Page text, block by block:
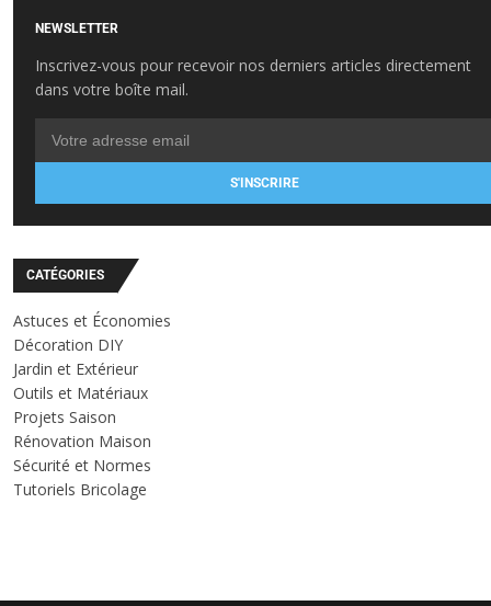
NEWSLETTER
Inscrivez-vous pour recevoir nos derniers articles directement
dans votre boîte mail.
S'INSCRIRE
CATÉGORIES
Astuces et Économies
Décoration DIY
Jardin et Extérieur
Outils et Matériaux
Projets Saison
Rénovation Maison
Sécurité et Normes
Tutoriels Bricolage